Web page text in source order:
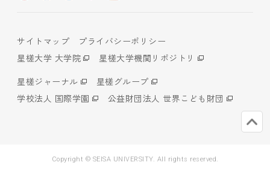
サイトマップ
プライバシーポリシー
星槎大学 大学院
星槎大学機関リポジトリ
星槎ジャーナル
星槎グループ
学校法人 国際学園
公益財団法人 世界こども財団
Copyright © SEISA UNIVERSITY. All rights reserved.